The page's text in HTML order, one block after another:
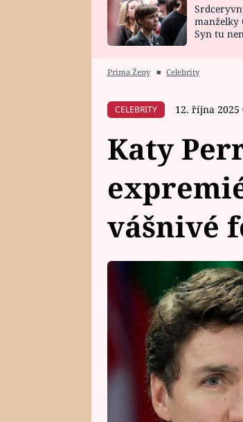
HOROSKOP NA
manželky
Syn tu
Prima Ženy ■ Celebrity
CELEBRITY 12. října 2025
Katy
vášnivé